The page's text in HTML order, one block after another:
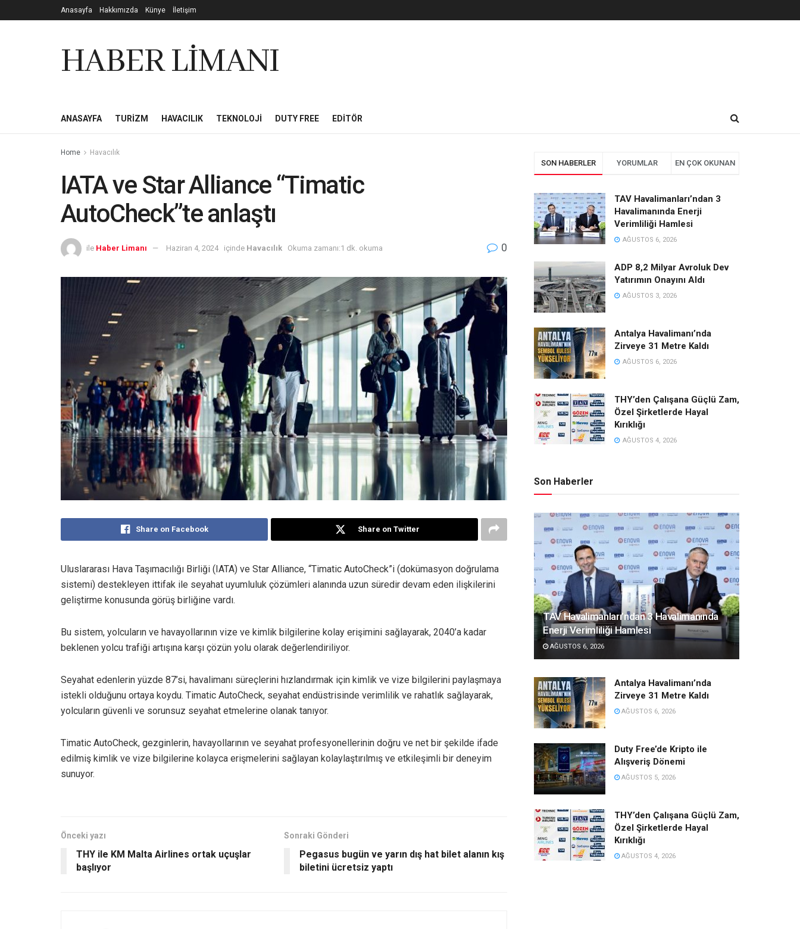
Anasayfa Hakkımızda Künye İletişim
HABER LİMANI
ANASAYFA TURIZM HAVACILIK TEKNOLOJI DUTY FREE EDITÖR
Home Havacılık
IATA ve Star Alliance “Timatic
AutoCheck”te anlaştı
ile Haber Limanı Haziran 4, 2024 içinde Havacılık Okuma zamanı:1 dk. okuma 0
Share on Facebook Share on Twitter
Uluslararası Hava Taşımacılığı Birliği (IATA) ve Star Alliance, “Timatic AutoCheck”i (dokümasyon doğrulama
sistemi) destekleyen ittifak ile seyahat uyumluluk çözümleri alanında uzun süredir devam eden ilişkilerini
geliştirme konusunda görüş birliğine vardı.
Bu sistem, yolcuların ve havayollarının vize ve kimlik bilgilerine kolay erişimini sağlayarak, 2040’a kadar
beklenen yolcu trafiği artışına karşı çözün yolu olarak değerlendiriliyor.
Seyahat edenlerin yüzde 87’si, havalimanı süreçlerini hızlandırmak için kimlik ve vize bilgilerini paylaşmaya
istekli olduğunu ortaya koydu. Timatic AutoCheck, seyahat endüstrisinde verimlilik ve rahatlık sağlayarak,
yolcuların güvenli ve sorunsuz seyahat etmelerine olanak tanıyor.
Timatic AutoCheck, gezginlerin, havayollarının ve seyahat profesyonellerinin doğru ve net bir şekilde ifade
edilmiş kimlik ve vize bilgilerine kolayca erişmelerini sağlayan kolaylaştırılmış ve etkileşimli bir deneyim
sunuyor.
Önceki yazı
THY ile KM Malta Airlines ortak uçuşlar
başlıyor
Sonraki Gönderi
Pegasus bugün ve yarın dış hat bilet alanın kış
biletini ücretsiz yaptı
SON HABERLER YORUMLAR EN ÇOK OKUNAN
TAV Havalimanları’ndan 3
Havalimanında Enerji
Verimliliği Hamlesi
AĞUSTOS 6, 2026
ADP 8,2 Milyar Avroluk Dev
Yatırımın Onayını Aldı
AĞUSTOS 3, 2026
Antalya Havalimanı’nda
Zirveye 31 Metre Kaldı
AĞUSTOS 6, 2026
THY’den Çalışana Güçlü Zam,
Özel Şirketlerde Hayal
Kırıklığı
AĞUSTOS 4, 2026
Son Haberler
TAV Havalimanları’ndan 3 Havalimanında
Enerji Verimliliği Hamlesi
AĞUSTOS 6, 2026
Antalya Havalimanı’nda
Zirveye 31 Metre Kaldı
AĞUSTOS 6, 2026
Duty Free’de Kripto ile
Alışveriş Dönemi
AĞUSTOS 5, 2026
THY’den Çalışana Güçlü Zam,
Özel Şirketlerde Hayal
Kırıklığı
AĞUSTOS 4, 2026